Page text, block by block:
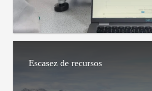
Escasez de recursos